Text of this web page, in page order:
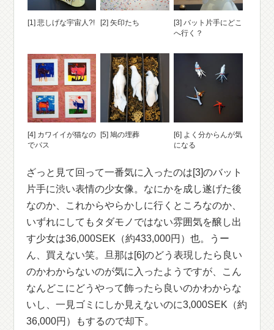
[1] 悲しげな宇宙人?! [2] 矢印たち
[3] バット片手にどこ
へ行く？
[4] カワイイが猫なの
でパス
[5] 鳩の埋葬
[6] よく分からんが気
になる
ざっと見て回って一番気に入ったのは[3]のバット
片手に渋い表情の少女像。なにかを成し遂げた後
なのか、これからやらかしに行くところなのか、
いずれにしてもタダモノではない雰囲気を醸し出
す少女は36,000SEK（約433,000円）也。うー
ん、買えない笑。旦那は[6]のどう表現したら良い
のかわからないのが気に入ったようですが、こん
なんどこにどうやって飾ったら良いのかわからな
いし、一見ゴミにしか見えないのに3,000SEK（約
36,000円）もするので却下。